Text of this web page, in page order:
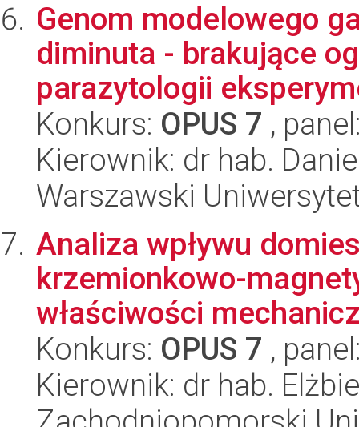
Genom modelowego
diminuta - brakujące
parazytologii
Konkurs: OPUS 7 ,
Kierownik: dr hab.
Warszawski
Analiza wpływu
krzemionkowo-
właściwości
Konkurs: OPUS 7 ,
Kierownik: dr hab.